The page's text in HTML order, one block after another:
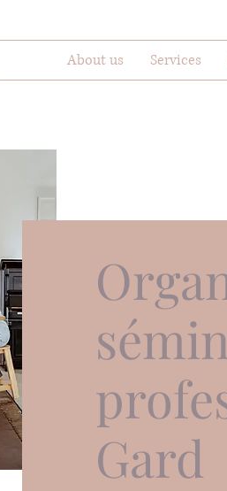
About us Services
Gard